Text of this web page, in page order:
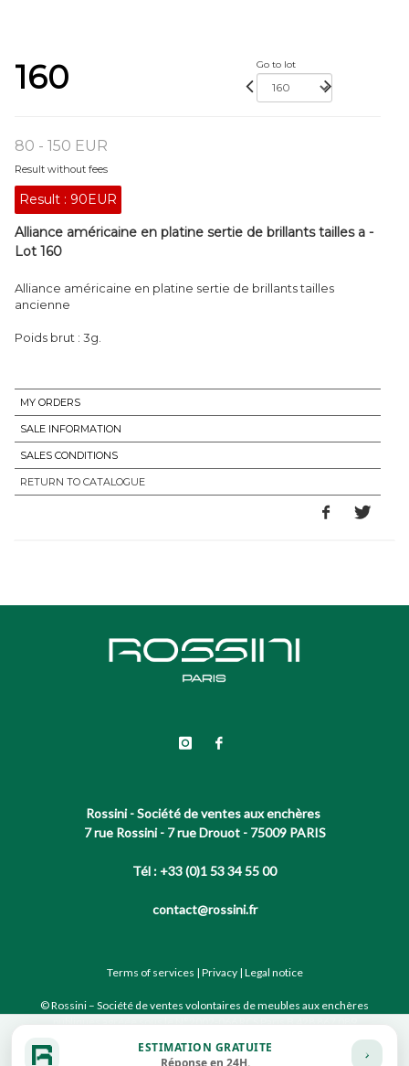
160 Go to lot
80 - 150 EUR
Result without fees
Result : 90EUR
Alliance américaine en platine sertie de brillants tailles a -
Lot 160
Alliance américaine en platine sertie de brillants tailles
ancienne
Poids brut : 3g.
MY ORDERS
SALE INFORMATION
SALES CONDITIONS
RETURN TO CATALOGUE
Rossini - Société de ventes aux enchères
7 rue Rossini - 7 rue Drouot - 75009 PARIS
Tél : +33 (0)1 53 34 55 00
contact@rossini.fr
Terms of services | Privacy| Legal notice
© Rossini – Société de ventes volontaires de meubles aux enchères
Site conçu par notre partenaire
ESTIMATION GRATUITE
Réponse en 24H.